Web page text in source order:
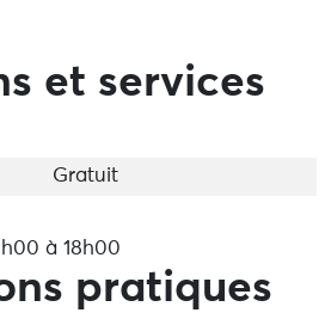
et services
Gratuit
à 18h00
pratiques